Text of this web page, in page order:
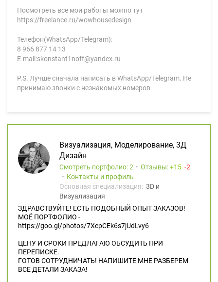
Посмотреть все мои работы можно тут
https://freelance.ru/wowhousedesign
Телефон(WhatsApp/Telegram):
8 966 877 14 13
Е-mail:skonstant1noff@yandex.ru
P.S. Лучше сначала написать в WhatsApp/Telegram. Не
принимаю звонки с незнакомых номеров
Визуализация, Моделирование, 3Д
Дизайн
Смотреть портфолио: 2 Отзывы: 15
2
Контакты и профиль
Основная специализация: 3D и
Визуализация
ЗДРАВСТВУЙТЕ! ЕСТЬ ПОДОБНЫЙ ОПЫТ ЗАКАЗОВ!
МОЁ ПОРТФОЛИО -
https://goo.gl/photos/7XepCEk6s7jUdLvy6
ЦЕНУ И СРОКИ ПРЕДЛАГАЮ ОБСУДИТЬ ПРИ
ПЕРЕПИСКЕ.
ГОТОВ СОТРУДНИЧАТЬ! НАПИШИТЕ МНЕ РАЗБЕРЕМ
ВСЕ ДЕТАЛИ ЗАКАЗА!